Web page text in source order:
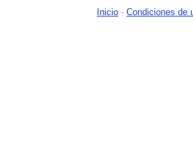
Inicio - Condiciones de